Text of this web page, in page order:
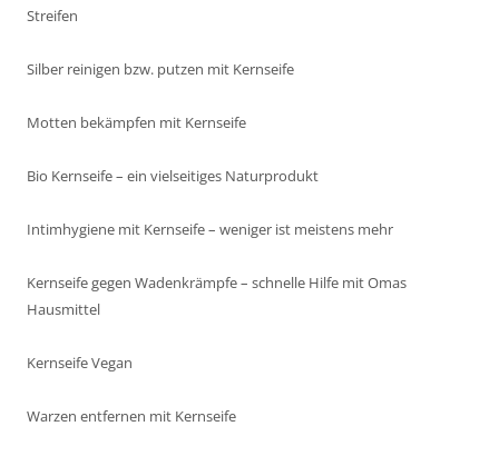
Streifen
Silber reinigen bzw. putzen mit Kernseife
Motten bekämpfen mit Kernseife
Bio Kernseife – ein vielseitiges Naturprodukt
Intimhygiene mit Kernseife – weniger ist meistens mehr
Kernseife gegen Wadenkrämpfe – schnelle Hilfe mit Omas
Hausmittel
Kernseife Vegan
Warzen entfernen mit Kernseife